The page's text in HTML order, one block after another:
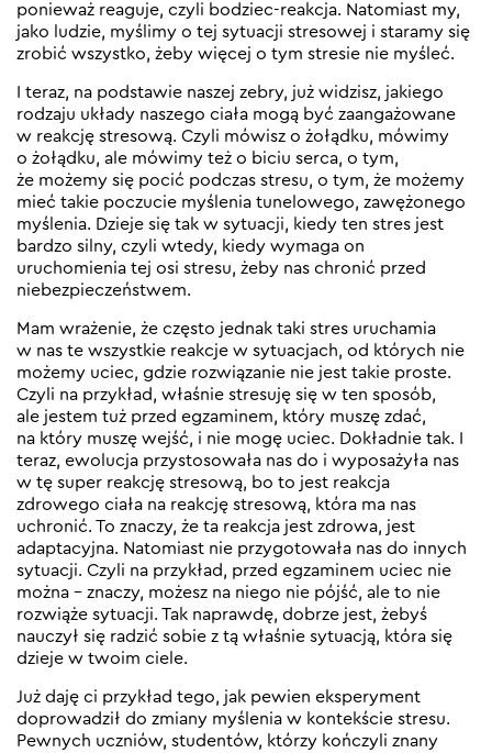
ponieważ reaguje, czyli bodziec-reakcja. Natomiast my,
jako ludzie, myślimy o tej sytuacji stresowej i staramy się
zrobić wszystko, żeby więcej o tym stresie nie myśleć.
I teraz, na podstawie naszej zebry, już widzisz, jakiego
rodzaju układy naszego ciała mogą być zaangażowane
w reakcję stresową. Czyli mówisz o żołądku, mówimy
o żołądku, ale mówimy też o biciu serca, o tym,
że możemy się pocić podczas stresu, o tym, że możemy
mieć takie poczucie myślenia tunelowego, zawężonego
myślenia. Dzieje się tak w sytuacji, kiedy ten stres jest
bardzo silny, czyli wtedy, kiedy wymaga on
uruchomienia tej osi stresu, żeby nas chronić przed
niebezpieczeństwem.
Mam wrażenie, że często jednak taki stres uruchamia
w nas te wszystkie reakcje w sytuacjach, od których nie
możemy uciec, gdzie rozwiązanie nie jest takie proste.
Czyli na przykład, właśnie stresuję się w ten sposób,
ale jestem tuż przed egzaminem, który muszę zdać,
na który muszę wejść, i nie mogę uciec. Dokładnie tak. I
teraz, ewolucja przystosowała nas do i wyposażyła nas
w tę super reakcję stresową, bo to jest reakcja
zdrowego ciała na reakcję stresową, która ma nas
uchronić. To znaczy, że ta reakcja jest zdrowa, jest
adaptacyjna. Natomiast nie przygotowała nas do innych
sytuacji. Czyli na przykład, przed egzaminem uciec nie
można – znaczy, możesz na niego nie pójść, ale to nie
rozwiąże sytuacji. Tak naprawdę, dobrze jest, żebyś
nauczył się radzić sobie z tą właśnie sytuacją, która się
dzieje w twoim ciele.
Już daję ci przykład tego, jak pewien eksperyment
doprowadził do zmiany myślenia w kontekście stresu.
Pewnych uczniów, studentów, którzy kończyli znany